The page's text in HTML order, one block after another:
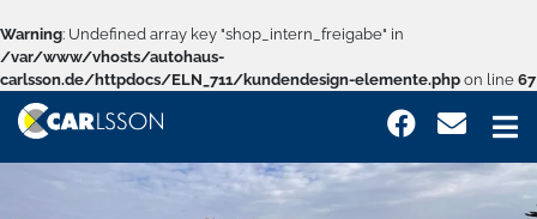
Warning: Undefined array key "shop_intern_freigabe" in
/var/www/vhosts/autohaus-
carlsson.de/httpdocs/ELN_711/kundendesign-elemente.php on line 67